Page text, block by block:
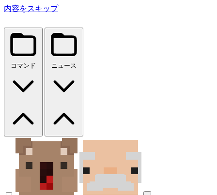
内容をスキップ
コマンド ニュース